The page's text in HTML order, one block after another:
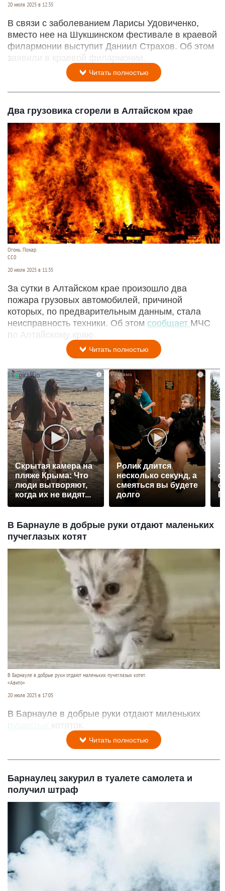
20 июля 2025 в 12:35
В связи с заболеванием Ларисы Удовиченко,
вместо нее на Шукшинском фестивале в краевой
филармонии выступит Даниил Страхов. Об этом
заявили в краевой филармонии.
Читать полностью
Два грузовика сгорели в Алтайском крае
Огонь. Пожар.
CC0
20 июля 2025 в 11:35
За сутки в Алтайском крае произошло два
пожара грузовых автомобилей, причиной
которых, по предварительным данным, стала
неисправность техники. Об этом сообщает МЧС
по Алтайскому краю.
Читать полностью
i
Скрытая камера на
пляже Крыма: Что
люди вытворяют,
когда их не видят...
Ролик длится
несколько секунд, а
смеяться вы будете
долго
В Барнауле в добрые руки отдают маленьких
пучеглазых котят
В Барнауле в добрые руки отдают маленьких пучеглазых котят.
«Авито»
20 июля 2025 в 17:05
В Барнауле в добрые руки отдают миленьких
пушистых
котяток.
Читать полностью
Барнаулец закурил в туалете самолета и
получил штраф